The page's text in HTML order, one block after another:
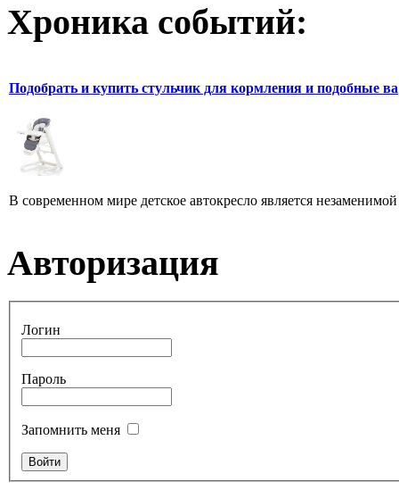
Хроника событий:
Подобрать и купить стульчик для кормления и подобные ва
В современном мире детское автокресло является
Авторизация
Логин
Пароль
Запомнить меня